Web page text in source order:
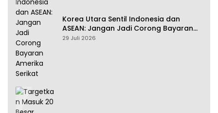
Korea Utara Sentil Indonesia dan
ASEAN: Jangan Jadi Corong Bayaran
Amerika Serikat
29 Juli 2026